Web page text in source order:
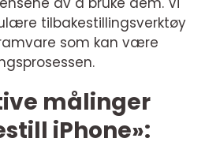
tilbakestillingsverktøy
som kan være
målinger
iPhone»: